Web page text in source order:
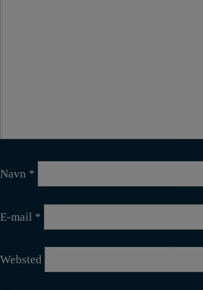
Navn *
E-mail *
Websted